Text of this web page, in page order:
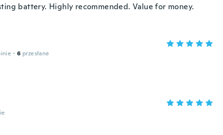
battery. Highly recommended. Value for money.
· 6 przesłane